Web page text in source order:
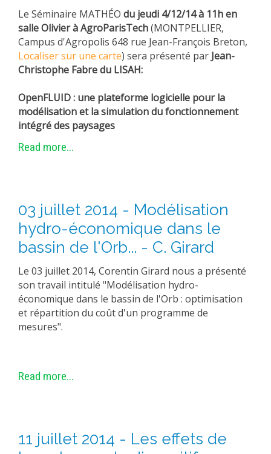
Le Séminaire MATHÉO du jeudi 4/12/14 à 11h en
salle Olivier à AgroParisTech(MONTPELLIER,
Campus d'Agropolis 648 rue Jean-François Breton,
Localiser sur une carte) sera présenté par Jean-
Christophe Fabre du LISAH:
OpenFLUID : une plateforme logicielle pour la
modélisation et la simulation du fonctionnement
intégré des paysages
Read more...
03 juillet 2014 - Modélisation
hydro-économique dans le
bassin de l'Orb... - C. Girard
Le 03 juillet 2014, Corentin Girard nous a présenté
son travail intitulé "Modélisation hydro-
économique dans le bassin de l'Orb : optimisation
et répartition du coût d'un programme de
mesures".
Read more...
11 juillet 2014 - Les effets de